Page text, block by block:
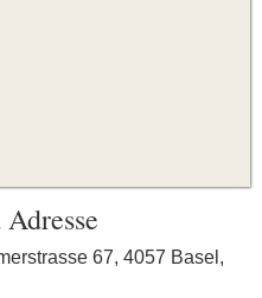
67, 4057 Basel,